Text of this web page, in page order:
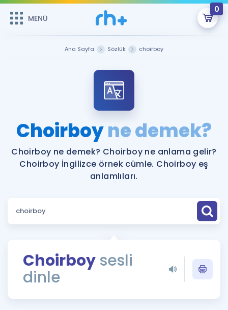
MENÜ
0
Şifremi Hatırlamıyorum
ÜYE DEĞİLİM
Sepetin Şu An Boş.
Remzi Hoca ile seni sınava hazırlayacak onlarca eğitim seni
bekliyor!
MENÜ
Katılımcı Görüşleri
Faydalı Araçlar
Sözlük
Rehberlik Aracı
ÖSYM Sınav Takvimi
Hakkımızda
Ana Sayfa Sözlük choirboy
Choirboyne demek?
Choirboy ne demek? Choirboy ne anlama gelir?
Choirboy İngilizce örnek cümle. Choirboy eş
anlamlıları.
Choirboy sesli
dinle